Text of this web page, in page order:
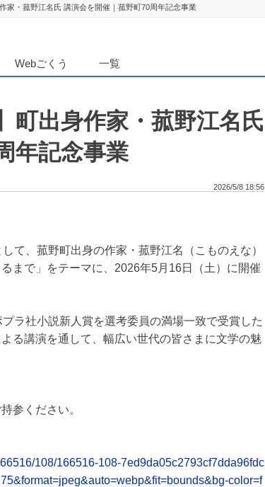
家・菰野江名氏 講演会を開催｜菰野町70周年記念事業
Webごくう 一覧
町出身作家・菰野江名氏
年記念事業
2026/5/8 18:56
て、菰野町出身の作家・菰野江名（こものえな）
まで」をテーマに、2026年5月16日（土）に開催
ラ社小説新人賞を選考委員の満場一致で受賞した
る講演を通して、幅広い世代の皆さまに文学の魅
参ください。
108/166516-108-7ed9da05c2793cf7dda96fdc
color=f